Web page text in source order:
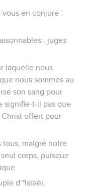
vous en conjure :
: jugez
laquelle nous
nous sommes au
son sang pour
signifie-t-il pas que
Christ offert pour
tous, malgré notre
corps, puisque
d’*Israël,